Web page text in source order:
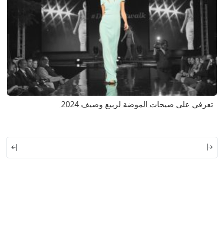
تعرفي على صيحات الموضة لربيع وصيف 2024